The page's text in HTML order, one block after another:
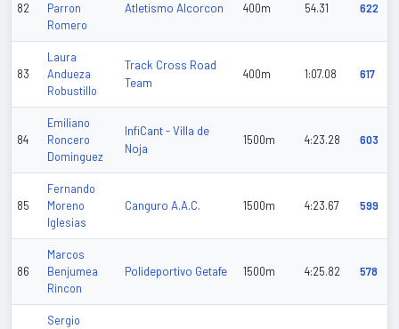
82
Parron
Romero
Atletismo Alcorcon 400m 54.31 622
83
Laura
Andueza
Robustillo
Track Cross Road
Team
400m 1:07.08 617
84
Emiliano
Roncero
Dominguez
InfiCant - Villa de
Noja
1500m 4:23.28 603
85
Fernando
Moreno
Iglesias
Canguro A.A.C. 1500m 4:23.67 599
86
Marcos
Benjumea
Rincon
Polideportivo Getafe 1500m 4:25.82 578
Sergio